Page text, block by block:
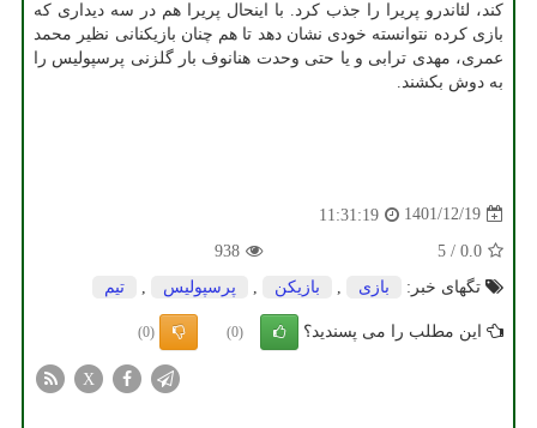
کند، لئاندرو پریرا را جذب کرد. با اینحال پریرا هم در سه دیداری که
بازی کرده نتوانسته خودی نشان دهد تا هم چنان بازیکنانی نظیر محمد
عمری، مهدی ترابی و یا حتی وحدت هنانوف بار گلزنی پرسپولیس را
به دوش بکشند.
1401/12/19
11:31:19
0.0
/
5
938
تگهای خبر:
بازی بازیكن پرسپولیس تیم
این مطلب را می پسندید؟ (0)
(0)
X